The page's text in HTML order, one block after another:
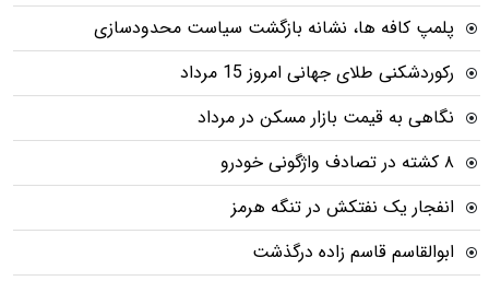
پلمپ کافه ها، نشانه بازگشت سیاست محدودسازی
رکوردشکنی طلای جهانی امروز 15 مرداد
نگاهی به قیمت بازار مسکن در مرداد
۸ کشته در تصادف واژگونی خودرو
انفجار یک نفتکش در تنگه هرمز
ابوالقاسم قاسم زاده درگذشت